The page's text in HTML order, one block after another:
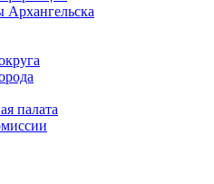
Архангельска
палата